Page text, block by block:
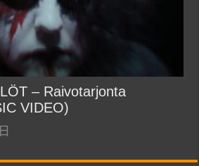
– Raivotarjonta
VIDEO)